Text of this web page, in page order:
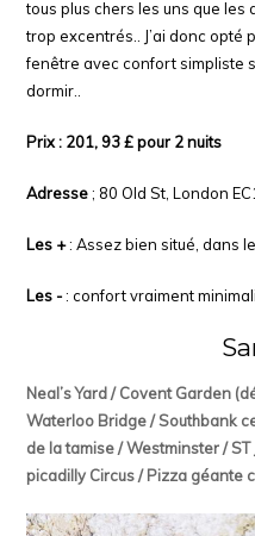
tous plus chers les uns que les
trop excentrés.. J’ai donc opté
fenêtre avec confort simpliste
dormir..
Prix : 201, 93 £ pour 2 nuits
Adresse; 80 Old St, London
Les +: Assez bien situé, dans
Les -: confort vraiment
Neal’s Yard / Covent Garden
Waterloo Bridge / Southbank
de la tamise / Westminster /
picadilly Circus / Pizza géante